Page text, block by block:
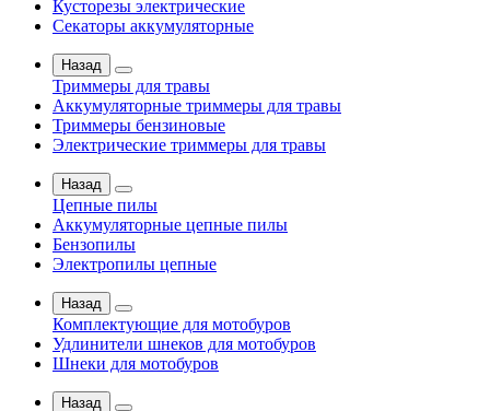
Кусторезы электрические
Секаторы аккумуляторные
Назад
Триммеры для травы
Аккумуляторные триммеры для травы
Триммеры бензиновые
Электрические триммеры для травы
Назад
Цепные пилы
Аккумуляторные цепные пилы
Бензопилы
Электропилы цепные
Назад
Комплектующие для мотобуров
Удлинители шнеков для мотобуров
Шнеки для мотобуров
Назад